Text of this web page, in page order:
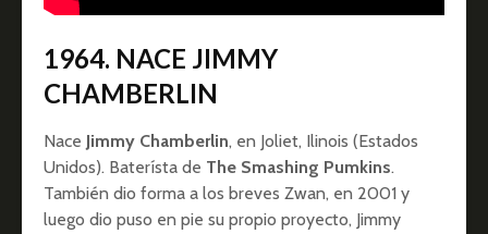
1964. NACE JIMMY
CHAMBERLIN
Nace Jimmy Chamberlin, en Joliet, Ilinois (Estados
Unidos). Baterísta de The Smashing Pumkins.
También dio forma a los breves Zwan, en 2001 y
luego dio puso en pie su propio proyecto, Jimmy